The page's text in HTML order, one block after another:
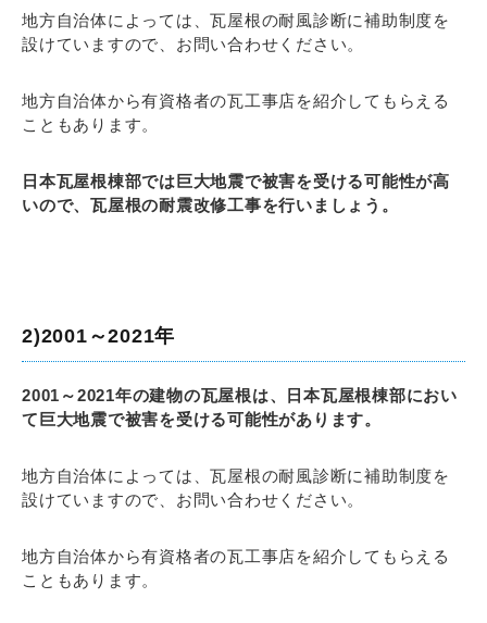
地方自治体によっては、瓦屋根の耐風診断に補助制度を
設けていますので、お問い合わせください。
地方自治体から有資格者の瓦工事店を紹介してもらえる
こともあります。
日本瓦屋根棟部では巨大地震で被害を受ける可能性が高
いので、瓦屋根の耐震改修工事を行いましょう。
2)2001～2021年
2001～2021年の建物の瓦屋根は、日本瓦屋根棟部におい
て巨大地震で被害を受ける可能性があります。
地方自治体によっては、瓦屋根の耐風診断に補助制度を
設けていますので、お問い合わせください。
地方自治体から有資格者の瓦工事店を紹介してもらえる
こともあります。